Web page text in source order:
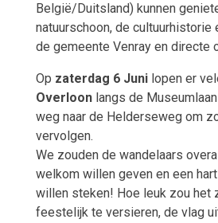
België/Duitsland) kunnen
natuurschoon, de cultuurhistorie
de gemeente Venray en directe
Op zaterdag 6 Junilopen er
Overloon langs de
weg naar de Helderseweg om
vervolgen.
We zouden de wandelaars
welkom willen geven en een
willen steken! Hoe leuk zou het
feestelijk te versieren, de vlag